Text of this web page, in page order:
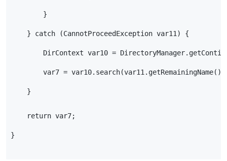
        }
    } catch (CannotProceedException var11) {
DirContext var10 =
var7 =
    }
    return var7;
}